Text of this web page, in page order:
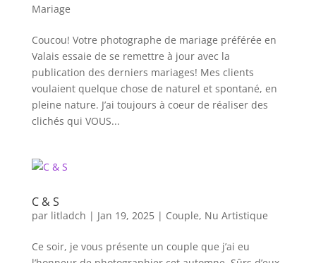
Mariage
Coucou! Votre photographe de mariage préférée en
Valais essaie de se remettre à jour avec la
publication des derniers mariages! Mes clients
voulaient quelque chose de naturel et spontané, en
pleine nature. J’ai toujours à coeur de réaliser des
clichés qui VOUS...
C & S
par litladch | Jan 19, 2025| Couple, Nu Artistique
Ce soir, je vous présente un couple que j’ai eu